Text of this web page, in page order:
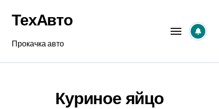
содержанию
ТехАвто
Прокачка авто
Куриное яйцо